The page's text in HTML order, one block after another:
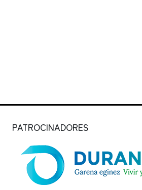
PATROCINADORES